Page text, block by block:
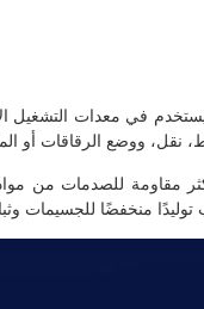
في معدات التشغيل
مقاومة للصدمات من